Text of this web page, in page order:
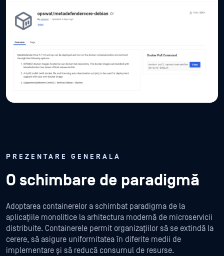
PREZENTARE GENERALĂ
O schimbare de paradigmă
Adoptarea containerelor a schimbat paradigma de la
aplicațiile monolitice la arhitectura modernă de microservicii
distribuite. Containerele permit organizațiilor să se extindă la
cerere, să asigure uniformitatea în diferite medii de
implementare și să reducă consumul de resurse.